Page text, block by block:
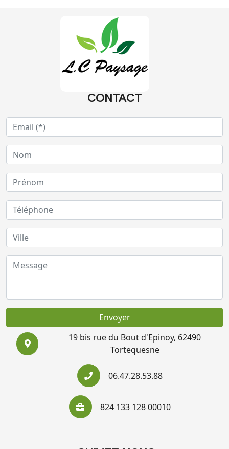
CONTACT
Envoyer
19 bis rue du Bout d'Epinoy, 62490
Tortequesne
06.47.28.53.88
824 133 128 00010